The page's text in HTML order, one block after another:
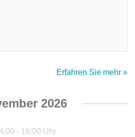
Erfahren Sie mehr »
2026
- 16:00 Uhr